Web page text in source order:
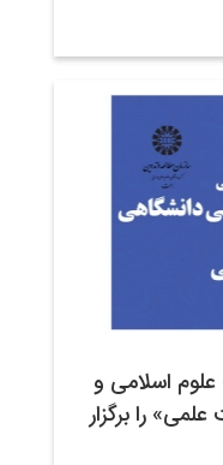
اسلامی و
را برگزار